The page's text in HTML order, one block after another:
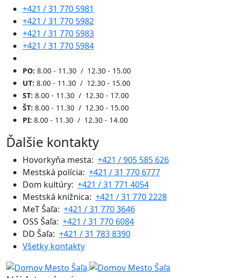
+421 / 31 770 5981
+421 / 31 770 5982
+421 / 31 770 5983
+421 / 31 770 5984
PO: 8.00 - 11.30 / 12.30 - 15.00
UT: 8.00 - 11.30 / 12.30 - 15.00
ST: 8.00 - 11.30 / 12.30 - 17.00
ŠT: 8.00 - 11.30 / 12.30 - 15.00
PI: 8.00 - 11.30 / 12.30 - 14.00
Ďalšie kontakty
Hovorkyňa mesta: +421 / 905 585 626
Mestská polícia: +421 / 31 770 6777
Dom kultúry: +421 / 31 771 4054
Mestská knižnica: +421 / 31 770 2228
MeT Šaľa: +421 / 31 770 3646
OSS Šaľa: +421 / 31 770 6084
DD Šaľa: +421 / 31 783 8390
Všetky kontakty